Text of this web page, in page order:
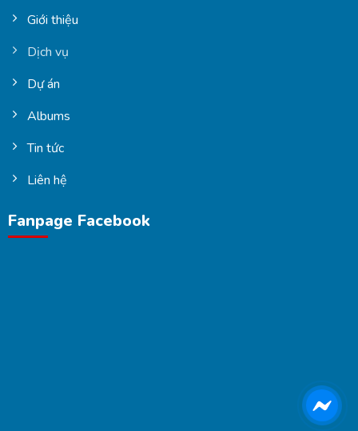
Giới thiệu
Dịch vụ
Dự án
Albums
Tin tức
Liên hệ
Fanpage Facebook